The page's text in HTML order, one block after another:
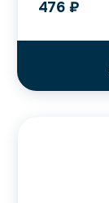
476 ₽